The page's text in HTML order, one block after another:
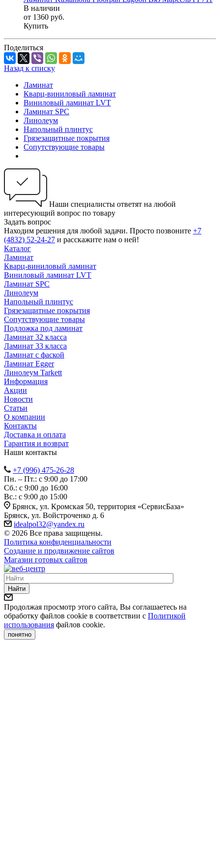
В наличии
от 1360 руб.
Купить
Поделиться
Назад к списку
Ламинат
Кварц-виниловый ламинат
Виниловый ламинат LVT
Ламинат SPC
Линолеум
Напольный плинтус
Грязезащитные покрытия
Сопутствующие товары
Наши специалисты ответят на любой
интересующий вопрос по товару
Задать вопрос
Находим решения для любой задачи. Просто позвоните +7
(4832) 52-24-27 и расскажите нам о ней!
Каталог
Ламинат
Кварц-виниловый ламинат
Виниловый ламинат LVT
Ламинат SPC
Линолеум
Напольный плинтус
Грязезащитные покрытия
Сопутствующие товары
Подложка под ламинат
Ламинат 32 класса
Ламинат 33 класса
Ламинат с фаской
Ламинат Egger
Линолеум Tarkett
Информация
Акции
Новости
Статьи
О компании
Контакты
Доставка и оплата
Гарантия и возврат
Наши контакты
+7 (996) 475-26-28
Пн. – Пт.: с 9:00 до 17:00
Сб.: с 9:00 до 16:00
Bc.: с 9:00 до 15:00
Брянск, ул. Кромская 50, территория «СервисБаза»
Брянск, ул. Войстроченко д. 6
idealpol32@yandex.ru
© 2026 Все права защищены.
Политика конфиденциальности
Создание и продвижение сайтов
Магазин готовых сайтов
Найти
Продолжая просмотр этого сайта, Вы соглашаетесь на
обработку файлов cookie в соответствии с Политикой
использования файлов cookie.
понятно